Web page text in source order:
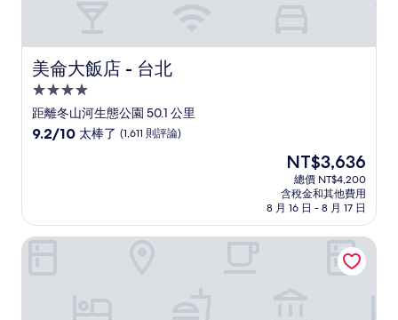
美侖大飯店 - 台北
美侖大飯店 - 台北
4.0
星
級
距離冬山河生態公園 50.1 公里
9.2
太
棒
9.2/10 太棒了 (1,611 則評論)
現
在
價
格
為
NT$3,636
NT$3,636
總價 NT$4,200
含稅金和其他費用
8 月 16 日 - 8 月 17 日
好室一庒